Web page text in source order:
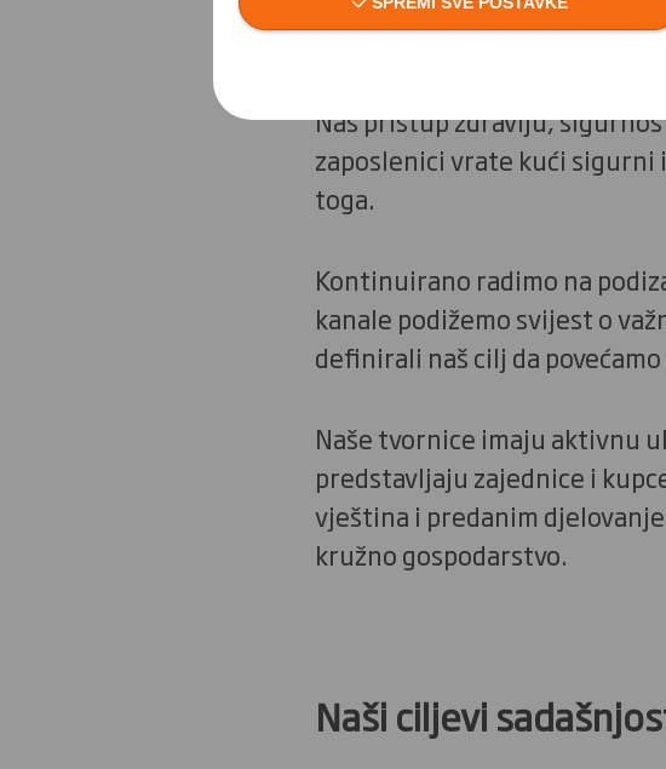
Svjesni smo da su sigurne,
Naš pristup zdravlju,
zaposlenici vrate kući sigurni
toga.
Kontinuirano radimo na
kanale podižemo svijest o
definirali naš cilj da
Naše tvornice imaju aktivnu
predstavljaju zajednice i
vještina i predanim
kružno gospodarstvo.
Naši ciljevi